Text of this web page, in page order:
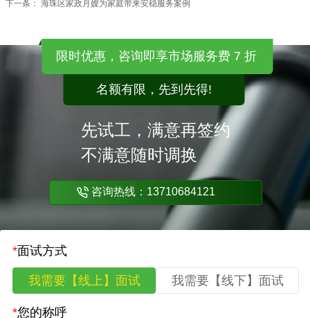
下一条： 海珠区家政月嫂为家庭带来安稳服务案例
限时优惠，咨询即享市场服务费 7 折
名额有限，先到先得!
先试工，满意再签约
不满意随时调换
咨询热线：13710684121
*面试方式
我需要【线上】面试 我需要【线下】面试
*您的称呼